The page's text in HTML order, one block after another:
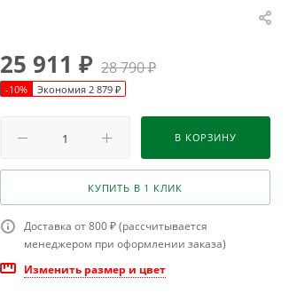
25 911 ₽ 28 790₽
-10% Экономия 2 879 ₽
В КОРЗИНУ
КУПИТЬ В 1 КЛИК
Доставка от 800 ₽ (рассчитывается
менеджером при оформлении заказа)
Изменить размер и цвет